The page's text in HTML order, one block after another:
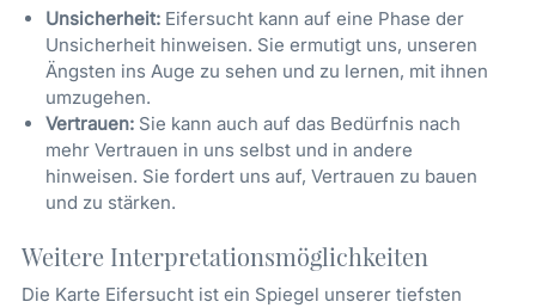
Unsicherheit: Eifersucht kann auf eine Phase der
Unsicherheit hinweisen. Sie ermutigt uns, unseren
Ängsten ins Auge zu sehen und zu lernen, mit ihnen
umzugehen.
Vertrauen: Sie kann auch auf das Bedürfnis nach
mehr Vertrauen in uns selbst und in andere
hinweisen. Sie fordert uns auf, Vertrauen zu bauen
und zu stärken.
Weitere Interpretationsmöglichkeiten
Die Karte Eifersucht ist ein Spiegel unserer tiefsten